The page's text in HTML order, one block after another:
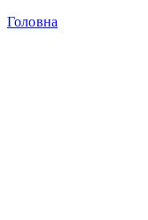
Головна